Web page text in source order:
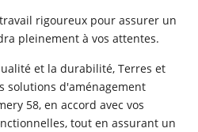
rigoureux pour assurer un
pleinement à vos attentes.
et la durabilité, Terres et
solutions d'aménagement
58, en accord avec vos
tout en assurant un